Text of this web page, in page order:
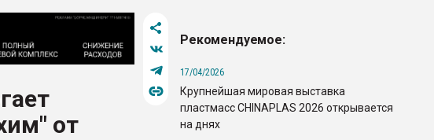
от
Рекомендуемое:
17/04/2026
Крупнейшая мировая выставка
пластмасс CHINAPLAS 2026 открывается
на днях